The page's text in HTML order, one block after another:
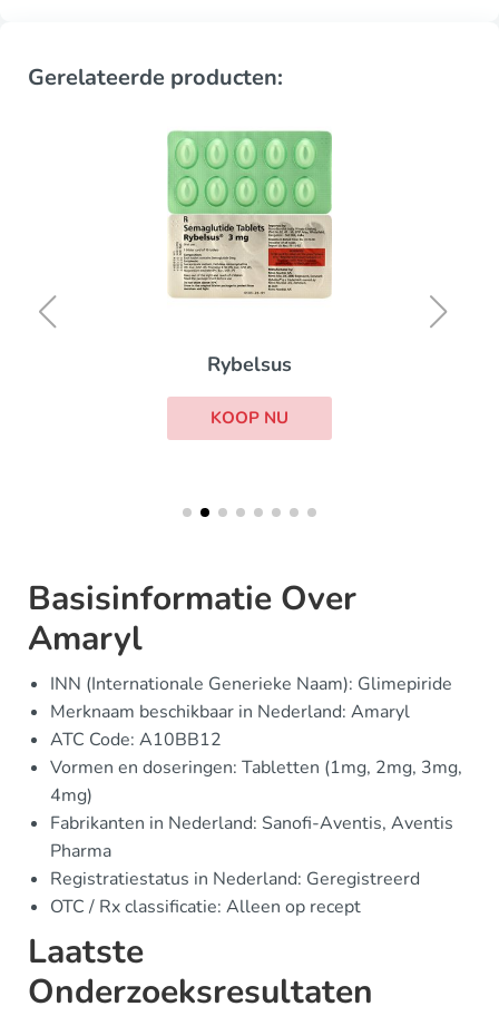
Gerelateerde producten:
Rybelsus
KOOP NU
Basisinformatie Over
Amaryl
INN (Internationale Generieke Naam): Glimepiride
Merknaam beschikbaar in Nederland: Amaryl
ATC Code: A10BB12
Vormen en doseringen: Tabletten (1mg, 2mg, 3mg,
4mg)
Fabrikanten in Nederland: Sanofi-Aventis, Aventis
Pharma
Registratiestatus in Nederland: Geregistreerd
OTC / Rx classificatie: Alleen op recept
Laatste
Onderzoeksresultaten